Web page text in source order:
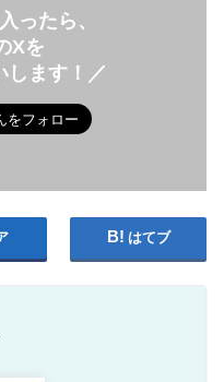
ったら、
Xを
します！／
はてブ